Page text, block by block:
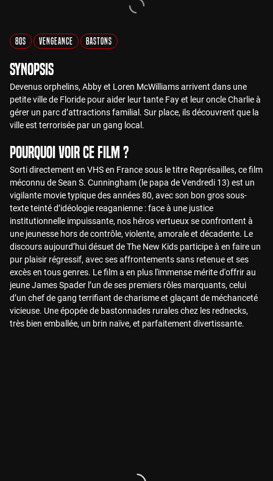
80s Vengeance Bastons
Synopsis
Devenus orphelins, Abby et Loren McWilliams arrivent dans une
petite ville de Floride pour aider leur tante Fay et leur oncle Charlie à
gérer un parc d’attractions familial. Sur place, ils découvrent que la
ville est terrorisée par un gang local.
Pourquoi voir ce film ?
Sorti directement en VHS en France sous le titre Représailles, ce film
méconnu de Sean S. Cunningham (le papa de Vendredi 13) est un
vigilante movie typique des années 80, avec son bon gros sous-
texte teinté d’idéologie reaganienne : face à une justice
institutionnelle impuissante, nos héros vertueux se confrontent à
une jeunesse hors de contrôle, violente, amorale et décadente. Le
discours aujourd’hui désuet de The New Kids participe à en faire un
pur plaisir régressif, avec ses affrontements sans retenue et ses
excès en tous genres. Le film a en plus l'immense mérite d'offrir au
jeune James Spader l’un de ses premiers rôles marquants, celui
d’un chef de gang terrifiant de charisme et glaçant de méchanceté
vicieuse. Une épopée de bastonnades rurales chez les rednecks,
très bien emballée, un brin naïve, et parfaitement divertissante.